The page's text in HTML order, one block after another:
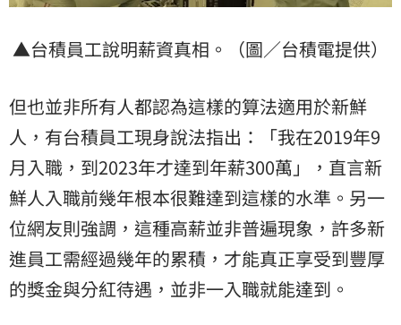
▲台積員工說明薪資真相。（圖／台積電提供）
但也並非所有人都認為這樣的算法適用於新鮮
人，有台積員工現身說法指出：「我在2019年9
月入職，到2023年才達到年薪300萬」，直言新
鮮人入職前幾年根本很難達到這樣的水準。另一
位網友則強調，這種高薪並非普遍現象，許多新
進員工需經過幾年的累積，才能真正享受到豐厚
的獎金與分紅待遇，並非一入職就能達到。